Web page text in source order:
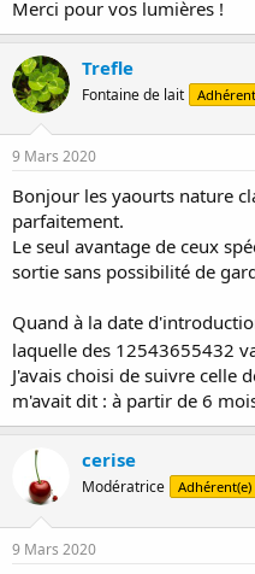
Merci pour vos lumières !
Trefle
Fontaine de lait
9 Mars 2020
Bonjour les yaourts nature
parfaitement.
Le seul avantage de ceux
sortie sans possibilité de
Quand à la date
laquelle des 12543655432
J'avais choisi de suivre celle
m'avait dit : à partir de 6
cerise
Modératrice Adhérent(e)
9 Mars 2020